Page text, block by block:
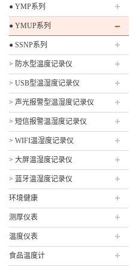
● YMP系列
● YMUP系列
● SSNP系列
> 防水型温度记录仪
> USB型温湿度记录仪
> 声光报警型温湿度记录仪
> 短信报警温湿度记录仪
> WIFI温湿度记录仪
> 大屏温湿度记录仪
> 蓝牙温湿度记录仪
环境健康
测厚仪表
温度仪表
食品温度计